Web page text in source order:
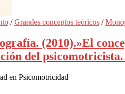
/Grandes conceptos teóricos /
(2010).»El
del
en Psicomotricidad